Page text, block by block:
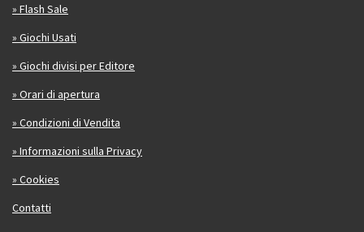
» Flash Sale
» Giochi Usati
» Giochi divisi per Editore
» Orari di apertura
» Condizioni di Vendita
» Informazioni sulla Privacy
» Cookies
Contatti